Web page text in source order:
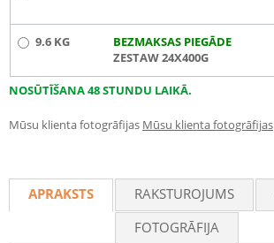
9.6 KG
BEZMAKSAS PIEGĀDE
ZESTAW 24X400G
NOSŪTĪŠANA 48 STUNDU LAIKĀ.
Mūsu klienta fotogrāfijas Mūsu klienta fotogrāfijas
APRAKSTS RAKSTUROJUMS
FOTOGRĀFIJA